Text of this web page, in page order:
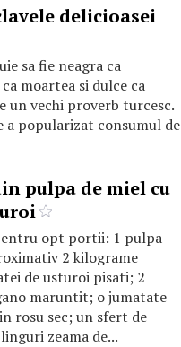
delicioasei
sa fie neagra ca
moartea si dulce ca
un vechi proverb turcesc.
a popularizat consumul de
pulpa de miel cu
opt portii: 1 pulpa
2 kilograme
de usturoi pisati; 2
maruntit; o jumatate
rosu sec; un sfert de
zeama de...